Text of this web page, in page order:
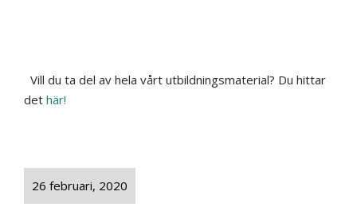
Vill du ta del av hela vårt utbildningsmaterial? Du hittar
det här!
26 februari, 2020